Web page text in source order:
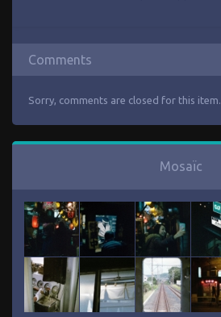
Comments
Sorry, comments are closed for this item.
Mosaïc